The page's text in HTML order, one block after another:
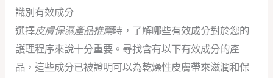
識別有效成分
選擇皮膚保濕產品推薦時，了解哪些有效成分對於您的
護理程序來說十分重要。尋找含有以下有效成分的產
品，這些成分已被證明可以為乾燥性皮膚帶來滋潤和保